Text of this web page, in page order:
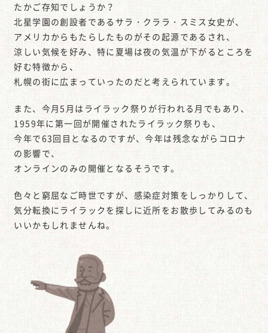
たかご存知でしょうか？
北星学園の創設者であるサラ・クララ・スミス女史が、
アメリカからもたらしたものがその起源であるされ、
涼しい気候を好み、特に夏場は夜の気温が下がるところを
好む特徴から、
札幌の街に広まっていったのだと考えられています。
また、今月5月はライラック祭りが行われる月でもあり、
1959年に第一回が開催されたライラック祭りも、
今年で63回目となるのですが、今年は残念ながらコロナ
の影響で、
オンラインのみの開催となるそうです。
色々と窮屈なご時世ですが、感染症対策をしっかりして、
気分転換にライラックを探しに近所をお散歩してみるのも
いいかもしれませんね。